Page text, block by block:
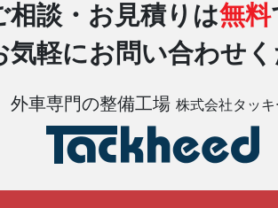
相談・お見積りは無料
気軽にお問い合わせ
外車専門の整備工場 株式会社タッ